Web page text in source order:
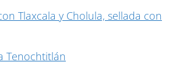
Tlaxcala y Cholula, sellada con
Tenochtitlán